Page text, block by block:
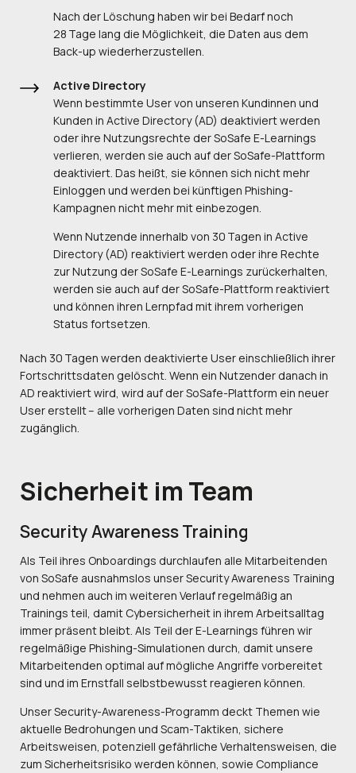
Nach der Löschung haben wir bei Bedarf noch
28 Tage lang die Möglichkeit, die Daten aus dem
Back-up wiederherzustellen.
Active Directory
Wenn bestimmte User von unseren Kundinnen und
Kunden in Active Directory (AD) deaktiviert werden
oder ihre Nutzungsrechte der SoSafe E-Learnings
verlieren, werden sie auch auf der SoSafe-Plattform
deaktiviert. Das heißt, sie können sich nicht mehr
Einloggen und werden bei künftigen Phishing-
Kampagnen nicht mehr mit einbezogen.
Wenn Nutzende innerhalb von 30 Tagen in Active
Directory (AD) reaktiviert werden oder ihre Rechte
zur Nutzung der SoSafe E-Learnings zurückerhalten,
werden sie auch auf der SoSafe-Plattform reaktiviert
und können ihren Lernpfad mit ihrem vorherigen
Status fortsetzen.
Nach 30 Tagen werden deaktivierte User einschließlich ihrer
Fortschrittsdaten gelöscht. Wenn ein Nutzender danach in
AD reaktiviert wird, wird auf der SoSafe-Plattform ein neuer
User erstellt – alle vorherigen Daten sind nicht mehr
zugänglich.
Sicherheit im Team
Security Awareness Training
Als Teil ihres Onboardings durchlaufen alle Mitarbeitenden
von SoSafe ausnahmslos unser Security Awareness Training
und nehmen auch im weiteren Verlauf regelmäßig an
Trainings teil, damit Cybersicherheit in ihrem Arbeitsalltag
immer präsent bleibt. Als Teil der E-Learnings führen wir
regelmäßige Phishing-Simulationen durch, damit unsere
Mitarbeitenden optimal auf mögliche Angriffe vorbereitet
sind und im Ernstfall selbstbewusst reagieren können.
Unser Security-Awareness-Programm deckt Themen wie
aktuelle Bedrohungen und Scam-Taktiken, sichere
Arbeitsweisen, potenziell gefährliche Verhaltensweisen, die
zum Sicherheitsrisiko werden können, sowie Compliance